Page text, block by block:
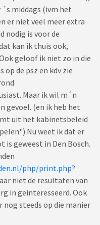
´s middags (ivm het
er niet veel meer extra
nodig is voor de
kan ik thuis ook,
geloof ik niet zo in die
de psz en kdv zie
Maar ik wil m´n
gevoel. (en ik heb het
uit het kabinetsbeleid
Nu weet ik dat er
is geweest in Den Bosch.
php/print.php?
niet de resultaten van
in geinteresseerd. Ook
nog steeds op die manier